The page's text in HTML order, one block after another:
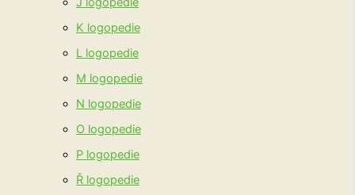
K logopedie
L logopedie
M logopedie
N logopedie
O logopedie
P logopedie
Ř logopedie